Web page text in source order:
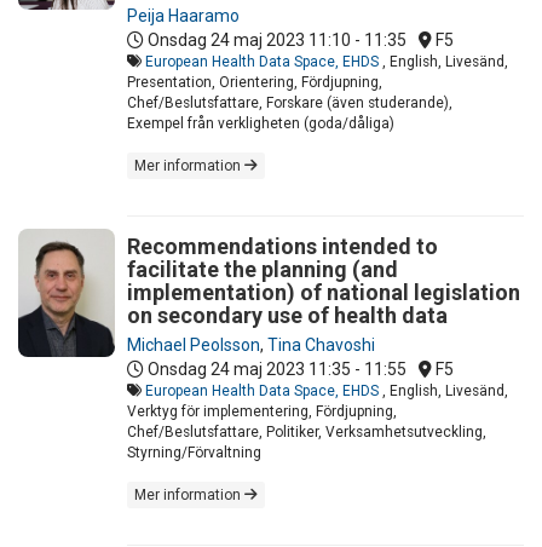
Peija Haaramo
Onsdag 24 maj 2023 11:10 - 11:35 F5
European Health Data Space, EHDS
, English, Livesänd,
Presentation, Orientering, Fördjupning,
Chef/Beslutsfattare, Forskare (även studerande),
Exempel från verkligheten (goda/dåliga)
Mer information
Recommendations intended to
facilitate the planning (and
implementation) of national legislation
on secondary use of health data
Michael Peolsson, Tina Chavoshi
Onsdag 24 maj 2023 11:35 - 11:55 F5
European Health Data Space, EHDS
, English, Livesänd,
Verktyg för implementering, Fördjupning,
Chef/Beslutsfattare, Politiker, Verksamhetsutveckling,
Styrning/Förvaltning
Mer information